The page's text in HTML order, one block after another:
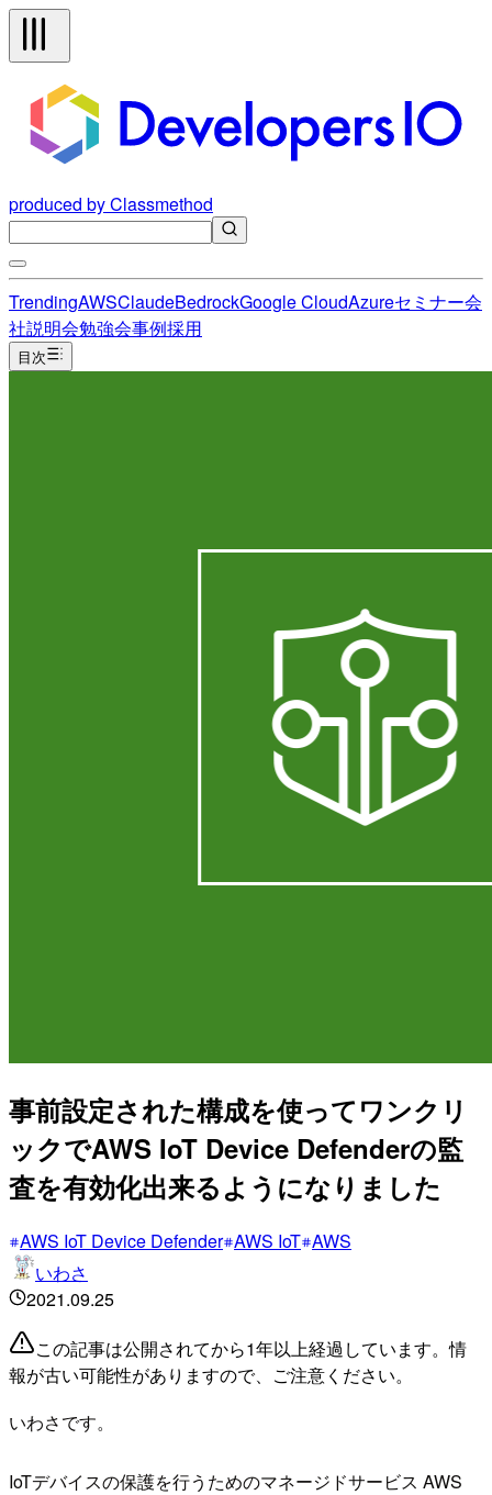
produced by Classmethod
TrendingAWSClaudeBedrockGoogle CloudAzureセミナー会
社説明会勉強会事例採用
目次
事前設定された構成を使ってワンクリ
ックでAWS IoT Device Defenderの監
査を有効化出来るようになりました
AWS IoT Device Defender AWS IoT AWS
いわさ
2021.09.25
この記事は公開されてから1年以上経過しています。情
報が古い可能性がありますので、ご注意ください。
いわさです。
IoTデバイスの保護を行うためのマネージドサービス AWS